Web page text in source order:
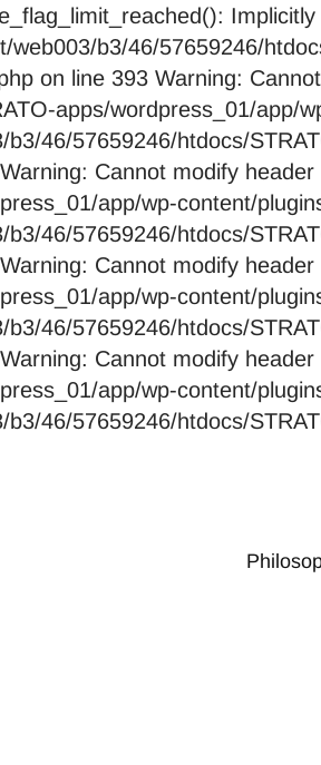
b3/46/57659246/
on line 393 Warning:
apps/wordpress_01/app/
46/57659246/htdocs/
Cannot modify
app/wp-content/
46/57659246/htdocs/
Cannot modify
app/wp-content/
46/57659246/htdocs/
Cannot modify
app/wp-content/
46/57659246/htdocs/